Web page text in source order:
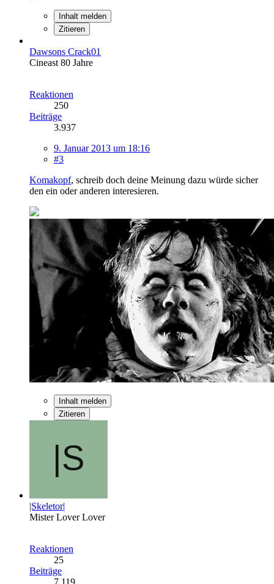
Inhalt melden
Zitieren
Dawsons Crack01
Cineast 80 Jahre
Reaktionen
250
Beiträge
3.937
9. Januar 2013 um 18:16
#3
Komakopf, schreib doch deine Meinung dazu würde sicher
den ein oder anderen interesieren.
Inhalt melden
Zitieren
|Skeletor|
Mister Lover Lover
Reaktionen
25
Beiträge
7.119